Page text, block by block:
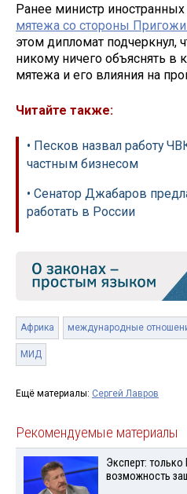
Ранее министр
мятежа со стороны
этом дипломат подчеркнул,
никому ничего объяснять в
мятежа и его влияния на
Читайте также:
• Песков назвал работу
частным бизнесом
• Сенатор Джабаров
работать в России
Африка международные
МИД
Ещё материалы: Сергей Лавров
Рекомендуемые материалы
Эксперт:
возможность